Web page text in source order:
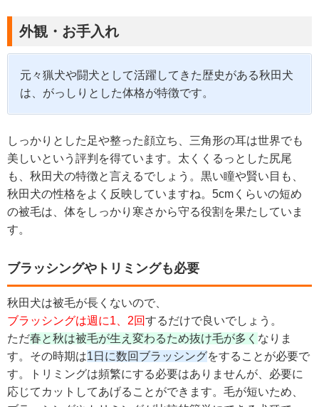
外観・お手入れ
元々猟犬や闘犬として活躍してきた歴史がある秋田犬
は、がっしりとした体格が特徴です。
しっかりとした足や整った顔立ち、三角形の耳は世界でも
美しいという評判を得ています。太くくるっとした尻尾
も、秋田犬の特徴と言えるでしょう。黒い瞳や賢い目も、
秋田犬の性格をよく反映していますね。5cmくらいの短め
の被毛は、体をしっかり寒さから守る役割を果たしていま
す。
ブラッシングやトリミングも必要
秋田犬は被毛が長くないので、
ブラッシングは週に1、2回するだけで良いでしょう。
ただ春と秋は被毛が生え変わるため抜け毛が多く なりま
す。その時期は1日に数回ブラッシングをすることが必要で
す。トリミングは頻繁にする必要はありませんが、必要に
応じてカットしてあげることができます。毛が短いため、